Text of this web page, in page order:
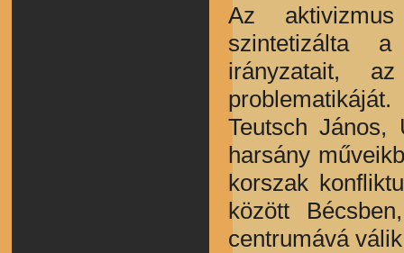
Az
szintetizálta
irányzatait,
Teutsch János,
harsány
korszak
között
centrumává